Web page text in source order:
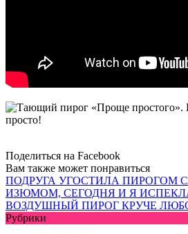
Поделиться на Facebook
Вам также может понравиться
ПОДРУГА УГОСТИЛА ПИРОГОМ
ИЗЮМОМ, СЕГОДНЯ И Я
ВОЗДУШНЫЙ ПИРОГ КРУЧЕ
Рубрики